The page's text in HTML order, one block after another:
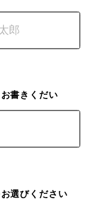
書きくだい
選びください